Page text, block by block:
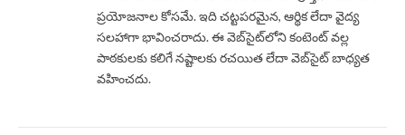
ప్రయోజనాల కోసమే. ఇది చట్టపరమైన, ఆర్థిక లేదా వైద్య
సలహాగా భావించరాదు. ఈ వెబ్‌సైట్‌లోని కంటెంట్ వల్ల
పాఠకులకు కలిగే నష్టాలకు రచయిత లేదా వెబ్‌సైట్ బాధ్యత
వహించదు.